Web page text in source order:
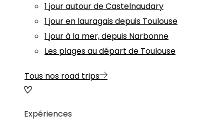
1 jour autour de Castelnaudary
1 jour en lauragais depuis Toulouse
1 jour à la mer, depuis Narbonne
Les plages au départ de Toulouse
Tous nos road trips
Expériences